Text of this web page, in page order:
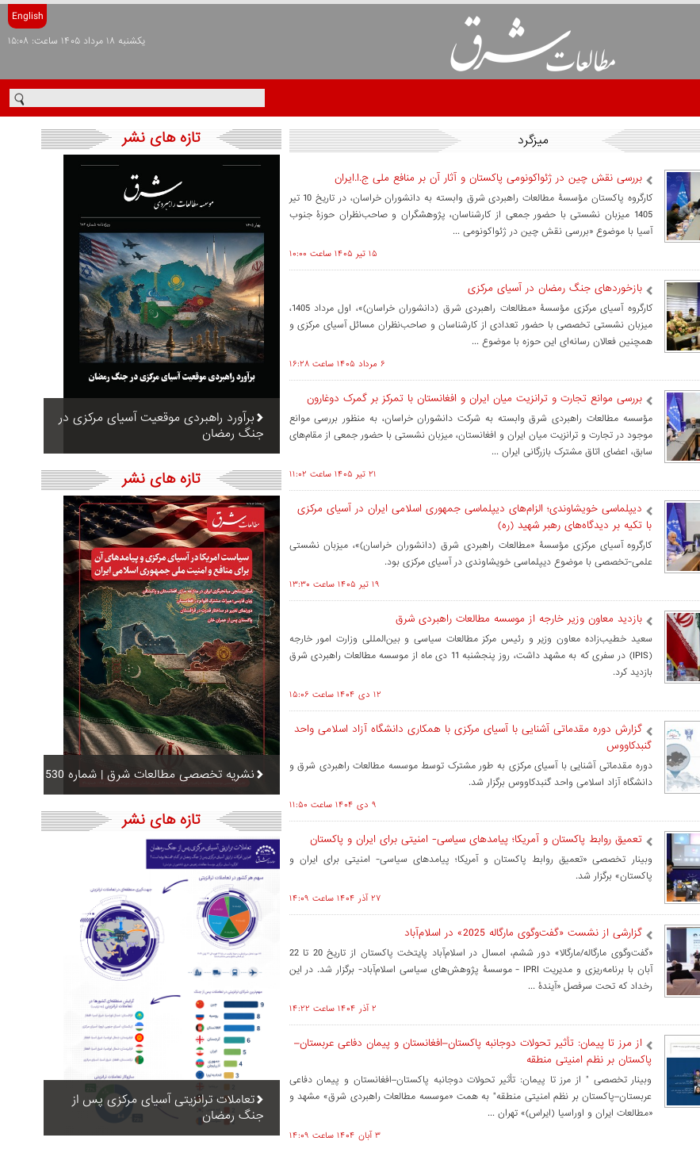
English
يکشنبه ۱۸ مرداد ۱۴۰۵ ساعت: ۱۵:۰۸
ميزگرد
بررسی نقش چین در ژئو‌اکونومی پاکستان و آثار آن بر منافع ملی ج.ا.ایران
کارگروه پاکستان مؤسسۀ مطالعات راهبردی شرق وابسته به دانشوران خراسان، در تاریخ 10 تیر
1405 میزبان نشستی با حضور جمعی از کارشناسان، پژوهشگران و صاحب‌نظران حوزۀ جنوب
آسیا با موضوع «بررسی نقش چین در ژئو‌اکونومی ...
۱۵ تير ۱۴۰۵ ساعت ۱۰:۰۰
بازخوردهای جنگ رمضان در آسیای مرکزی
کارگروه آسیای مرکزی مؤسسۀ «مطالعات راهبردی شرق (دانشوران خراسان)»، اول مرداد 1405،
میزبان نشستی تخصصی با حضور تعدادی از کارشناسان و صاحب‌نظران مسائل آسیای مرکزی و
همچنین فعالان رسانه‌ای این حوزه با موضوع ...
۶ مرداد ۱۴۰۵ ساعت ۱۶:۲۸
بررسی موانع تجارت و ترانزیت میان ایران و افغانستان با تمرکز بر گمرک دوغارون
مؤسسه مطالعات راهبردی شرق وابسته به شرکت دانشوران خراسان، به منظور بررسی موانع
موجود در تجارت و ترانزیت میان ایران و افغانستان، میزبان نشستی با حضور جمعی از مقام‌های
سابق، اعضای اتاق مشترک بازرگانی ایران ...
۲۱ تير ۱۴۰۵ ساعت ۱۱:۰۲
دیپلماسی خویشاوندی؛ الزام‌های دیپلماسی جمهوری اسلامی ایران در آسیای مرکزی
با تکیه بر دیدگاه‌های رهبر شهید (ره)
کارگروه آسیای مرکزی مؤسسۀ «مطالعات راهبردی شرق (دانشوران خراسان)»، میزبان نشستی
علمی-تخصصی با موضوع دیپلماسی خویشاوندی در آسیای مرکزی بود.
۱۹ تير ۱۴۰۵ ساعت ۱۳:۳۰
بازدید معاون وزیر خارجه از موسسه مطالعات راهبردی شرق
سعید خطیب‌زاده معاون وزیر و رئیس مرکز مطالعات سیاسی و بین‌المللی وزارت امور خارجه
(IPIS) در سفری که به مشهد داشت، روز پنجشنبه 11 دی ماه از موسسه مطالعات راهبردی شرق
بازدید کرد.
۱۲ دی ۱۴۰۴ ساعت ۱۵:۰۶
گزارش دوره مقدماتی آشنایی با آسیای مرکزی با همکاری دانشگاه آزاد اسلامی واحد
گنبدکاووس
دوره مقدماتی آشنایی با آسیای مرکزی به طور مشترک توسط موسسه مطالعات راهبردی شرق و
دانشگاه آزاد اسلامی واحد گنبدکاووس برگزار شد.
۹ دی ۱۴۰۴ ساعت ۱۱:۵۰
تعمیق روابط پاکستان و آمریکا؛ پیامدهای سیاسی- امنیتی برای ایران و پاکستان
وبینار تخصصی «تعمیق روابط پاکستان و آمریکا؛ پیامدهای سیاسی- امنیتی برای ایران و
پاکستان» برگزار شد.
۲۷ آذر ۱۴۰۴ ساعت ۱۴:۰۹
گزارشی از نشست «گفت‌وگوی مارگاله 2025» در اسلام‌آباد
«گفت‌وگوی مارگاله/مارگالا» دور ششم، امسال در اسلام‌آباد پایتخت پاکستان از تاریخ 20 تا 22
آبان با برنامه‌ریزی و مدیریت IPRI - موسسۀ پژوهش‌های سیاسی اسلام‌آباد- برگزار شد. در این
رخداد که تحت سرفصل «آیندۀ ...
۲ آذر ۱۴۰۴ ساعت ۱۴:۲۲
از مرز تا پیمان: تأثیر تحولات دوجانبه پاکستان–افغانستان و پیمان دفاعی عربستان–
پاکستان بر نظم امنیتی منطقه
وبینار تخصصی " از مرز تا پیمان: تأثیر تحولات دوجانبه پاکستان–افغانستان و پیمان دفاعی
عربستان–پاکستان بر نظم امنیتی منطقه" به همت «موسسه مطالعات راهبردی شرق» مشهد و
«مطالعات ایران و اوراسیا (ایراس)» تهران ...
۳ آبان ۱۴۰۴ ساعت ۱۴:۰۹
تازه های نشر
برآورد راهبردی موقعیت آسیای مرکزی در
جنگ رمضان
تازه های نشر
نشریه تخصصی مطالعات شرق | شماره 530
تازه های نشر
تعاملات ترانزیتی آسیای مرکزی پس از
جنگ رمضان